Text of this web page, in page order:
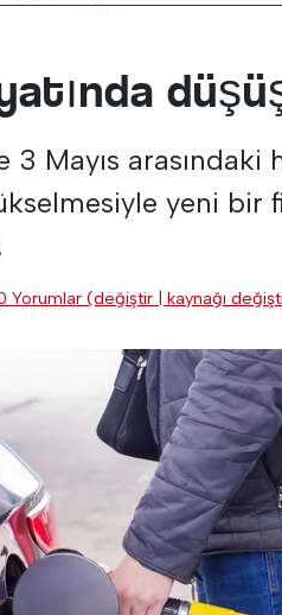
3 Mayıs
yeni bir
Yorumlar (değiştir | kaynağı